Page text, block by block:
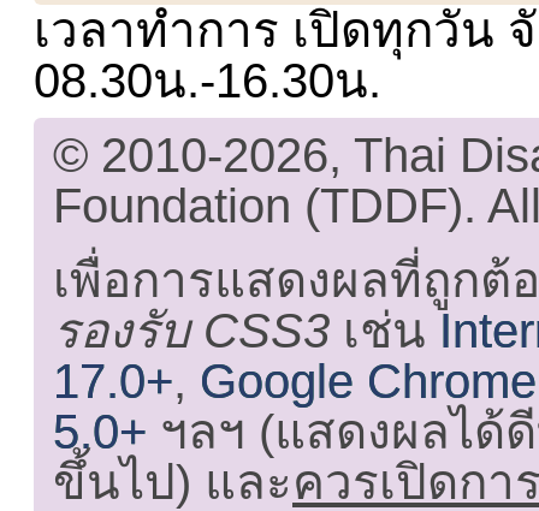
เวลาทำการ เปิดทุกวัน
08.30น.-16.30น.
© 2010-2026, Thai
Foundation (TDDF).
เพื่อการแสดงผลที่ถูกต้
รองรับ CSS3 เช่น
17.0+, Google
5.0+ ฯลฯ (แสดงผลได้
ขึ้นไป) และควรเปิดกา